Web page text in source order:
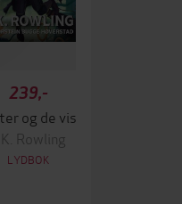
239,-
J.K. Rowling
LYDBOK